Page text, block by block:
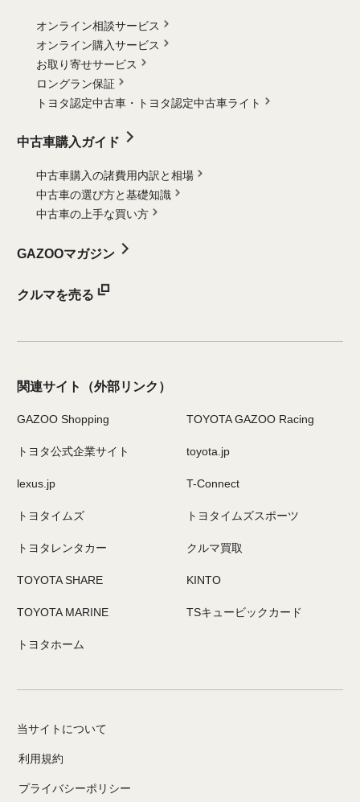
オンライン相談サービス
オンライン購入サービス
お取り寄せサービス
ロングラン保証
トヨタ認定中古車・
トヨタ認定中古車ライト
中古車購入ガイド
中古車購入の諸費用内訳と相場
中古車の選び方と基礎知識
中古車の上手な買い方
GAZOOマガジン
クルマを売る
関連サイト （外部リンク）
GAZOO Shopping TOYOTA GAZOO Racing
トヨタ公式企業サイト toyota.jp
lexus.jp T-Connect
トヨタイムズ トヨタイムズスポーツ
トヨタレンタカー クルマ買取
TOYOTA SHARE KINTO
TOYOTA MARINE TSキュービックカード
トヨタホーム
当サイトについて
利用規約
プライバシーポリシー